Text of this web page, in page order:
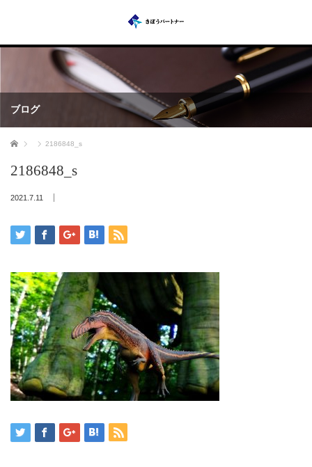
ブログ
ホーム 2186848_s
2186848_s
2021.7.11